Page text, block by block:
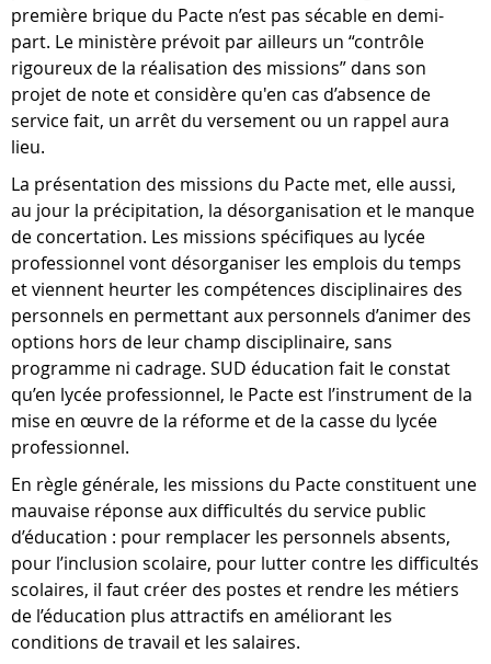
première brique du Pacte n’est pas sécable en demi-
part. Le ministère prévoit par ailleurs un “contrôle
rigoureux de la réalisation des missions” dans son
projet de note et considère qu'en cas d’absence de
service fait, un arrêt du versement ou un rappel aura
lieu.
La présentation des missions du Pacte met, elle aussi,
au jour la précipitation, la désorganisation et le manque
de concertation. Les missions spécifiques au lycée
professionnel vont désorganiser les emplois du temps
et viennent heurter les compétences disciplinaires des
personnels en permettant aux personnels d’animer des
options hors de leur champ disciplinaire, sans
programme ni cadrage. SUD éducation fait le constat
qu’en lycée professionnel, le Pacte est l’instrument de la
mise en œuvre de la réforme et de la casse du lycée
professionnel.
En règle générale, les missions du Pacte constituent une
mauvaise réponse aux difficultés du service public
d’éducation : pour remplacer les personnels absents,
pour l’inclusion scolaire, pour lutter contre les difficultés
scolaires, il faut créer des postes et rendre les métiers
de l’éducation plus attractifs en améliorant les
conditions de travail et les salaires.